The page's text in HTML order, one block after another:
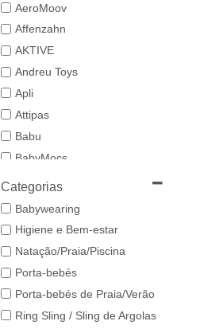
29/30
3 a 6 anos
31
32/33
50/56
62/68
74/80
AeroMoov
Affenzahn
AKTIVE
Andreu Toys
Apli
Attipas
Babu
BabyMocs
Babywoods
Categorias
Babywearing
Higiene e Bem-estar
Natação/Praia/Piscina
Porta-bebés
Porta-bebés de Praia/Verão
Ring Sling / Sling de Argolas